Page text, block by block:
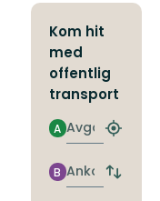
Kom hit
med
offentlig
transport
Avgang
A
Finn
Ankomst
B
Bytt